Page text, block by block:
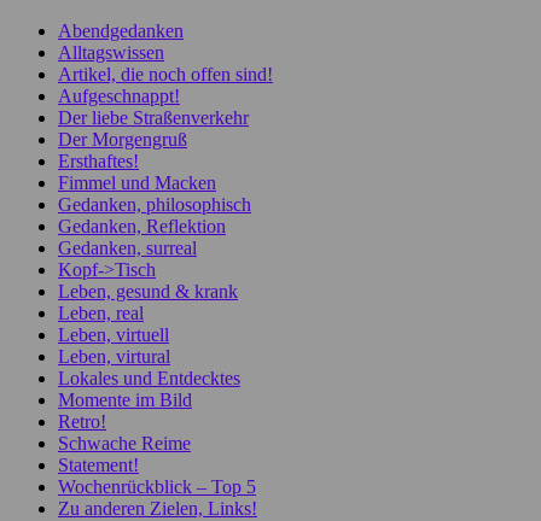
Abendgedanken
Alltagswissen
Artikel, die noch offen sind!
Aufgeschnappt!
Der liebe Straßenverkehr
Der Morgengruß
Ersthaftes!
Fimmel und Macken
Gedanken, philosophisch
Gedanken, Reflektion
Gedanken, surreal
Kopf->Tisch
Leben, gesund & krank
Leben, real
Leben, virtuell
Leben, virtural
Lokales und Entdecktes
Momente im Bild
Retro!
Schwache Reime
Statement!
Wochenrückblick – Top 5
Zu anderen Zielen, Links!